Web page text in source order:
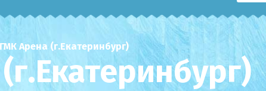
Арена (г.Екатеринбург)